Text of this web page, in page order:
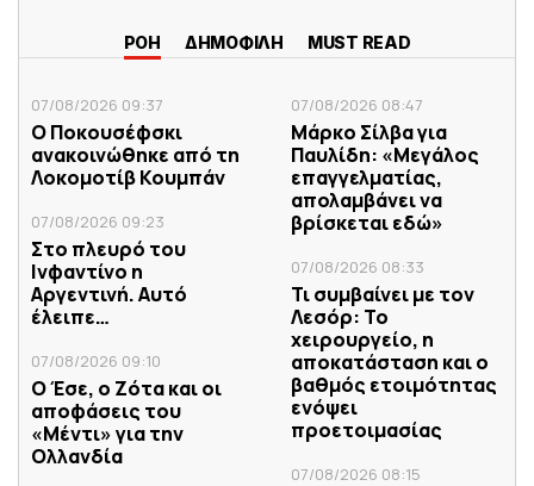
ΡΟΗ ΔΗΜΟΦΙΛΗ MUST READ
07/08/2026 09:37
Ο Ποκουσέφσκι
ανακοινώθηκε από τη
Λοκομοτίβ Κουμπάν
07/08/2026 09:23
Στο πλευρό του
Ινφαντίνο η
Αργεντινή. Αυτό
έλειπε…
07/08/2026 09:10
Ο Έσε, ο Ζότα και οι
αποφάσεις του
«Μέντι» για την
Ολλανδία
07/08/2026 08:47
Μάρκο Σίλβα για
Παυλίδη: «Μεγάλος
επαγγελματίας,
απολαμβάνει να
βρίσκεται εδώ»
07/08/2026 08:33
Τι συμβαίνει με τον
Λεσόρ: Το
χειρουργείο, η
αποκατάσταση και ο
βαθμός ετοιμότητας
ενόψει
προετοιμασίας
07/08/2026 08:15